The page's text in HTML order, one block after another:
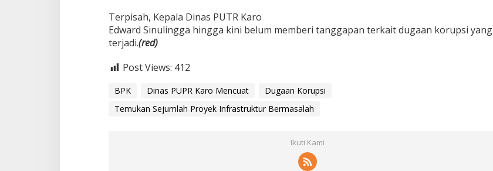
Terpisah, Kepala Dinas PUTR Karo
Edward Sinulingga hingga kini belum memberi tanggapan terkait dugaan korupsi yang
terjadi.(red)
Post Views: 412
BPK Dinas PUPR Karo Mencuat
Dugaan Korupsi
Temukan Sejumlah Proyek Infrastruktur Bermasalah
Ikuti Kami